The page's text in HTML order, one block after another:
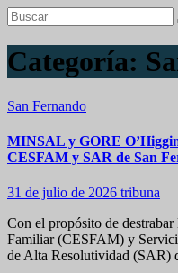
Categoría:
San Fernando
MINSAL y GORE
CESFAM y SAR de San
31 de julio de 2026 tribuna
Con el propósito de
Familiar (CESFAM) y
de Alta Resolutividad (SAR)